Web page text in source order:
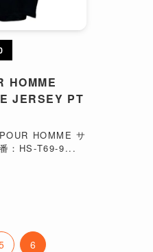
HOMME
JERSEY PT
HOMME サ
：HS-T69-9...
6